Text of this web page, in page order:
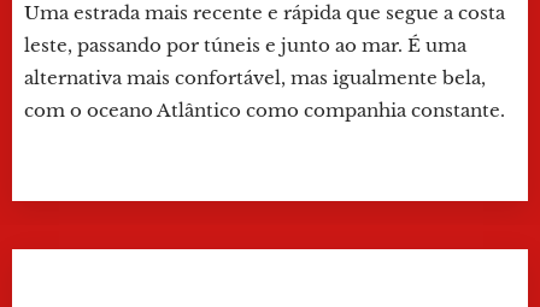
Uma estrada mais recente e rápida que segue a costa
leste, passando por túneis e junto ao mar. É uma
alternativa mais confortável, mas igualmente bela,
com o oceano Atlântico como companhia constante.